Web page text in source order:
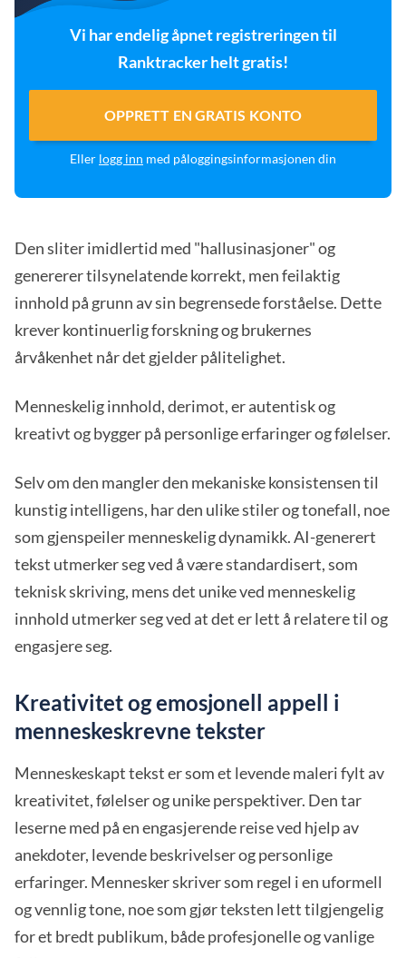
Vi har endelig åpnet registreringen til
Ranktracker helt gratis!
OPPRETT EN GRATIS KONTO
Eller logg inn med påloggingsinformasjonen din
Den sliter imidlertid med "hallusinasjoner" og
genererer tilsynelatende korrekt, men feilaktig
innhold på grunn av sin begrensede forståelse. Dette
krever kontinuerlig forskning og brukernes
årvåkenhet når det gjelder pålitelighet.
Menneskelig innhold, derimot, er autentisk og
kreativt og bygger på personlige erfaringer og følelser.
Selv om den mangler den mekaniske konsistensen til
kunstig intelligens, har den ulike stiler og tonefall, noe
som gjenspeiler menneskelig dynamikk. AI-generert
tekst utmerker seg ved å være standardisert, som
teknisk skriving, mens det unike ved menneskelig
innhold utmerker seg ved at det er lett å relatere til og
engasjere seg.
Kreativitet og emosjonell appell i
menneskeskrevne tekster
Menneskeskapt tekst er som et levende maleri fylt av
kreativitet, følelser og unike perspektiver. Den tar
leserne med på en engasjerende reise ved hjelp av
anekdoter, levende beskrivelser og personlige
erfaringer. Mennesker skriver som regel i en uformell
og vennlig tone, noe som gjør teksten lett tilgjengelig
for et bredt publikum, både profesjonelle og vanlige